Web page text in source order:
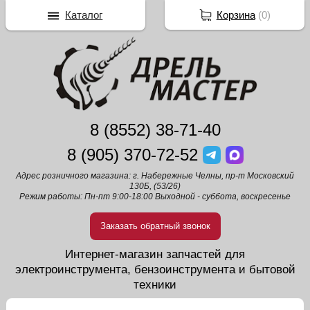
8 (8552) 38-71-40
8 (905) 370-72-52
Адрес розничного магазина: г. Набережные Челны, пр-т Московский
130Б, (53/26)
Режим работы: Пн-пт 9:00-18:00 Выходной - суббота, воскресенье
Заказать обратный звонок
Интернет-магазин запчастей для
электроинструмента, бензоинструмента и бытовой
техники
Корзина(0)
Каталог